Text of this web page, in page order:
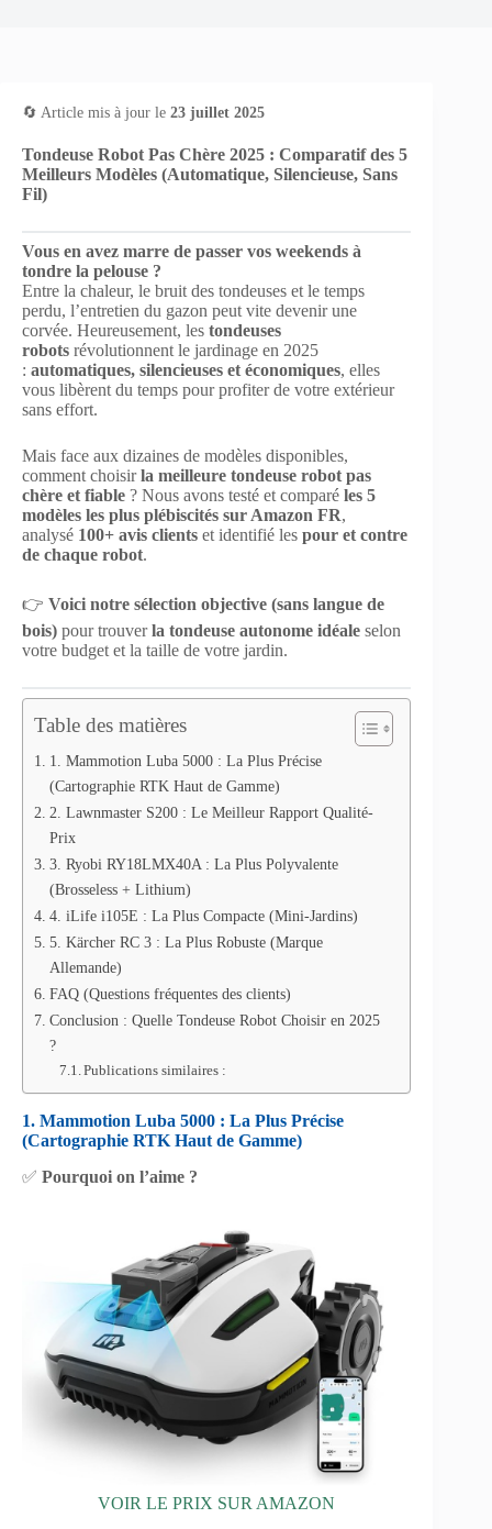
🔄 Article mis à jour le 23 juillet 2025
Tondeuse Robot Pas Chère 2025 : Comparatif des 5
Meilleurs Modèles (Automatique, Silencieuse, Sans
Fil)
Vous en avez marre de passer vos weekends à
tondre la pelouse ?
Entre la chaleur, le bruit des tondeuses et le temps
perdu, l’entretien du gazon peut vite devenir une
corvée. Heureusement, les tondeuses
robots révolutionnent le jardinage en 2025
: automatiques, silencieuses et économiques, elles
vous libèrent du temps pour profiter de votre extérieur
sans effort.
Mais face aux dizaines de modèles disponibles,
comment choisirla meilleure tondeuse robot pas
chère et fiable ? Nous avons testé et comparé les 5
modèles les plus plébiscités sur Amazon FR,
analysé 100+ avis clients et identifié les pour et contre
de chaque robot.
👉 Voici notre sélection objective (sans langue de
bois) pour trouverla tondeuse autonome idéale selon
votre budget et la taille de votre jardin.
Table des matières
1. Mammotion Luba 5000 : La Plus Précise
(Cartographie RTK Haut de Gamme)
2. Lawnmaster S200 : Le Meilleur Rapport Qualité-
Prix
3. Ryobi RY18LMX40A : La Plus Polyvalente
(Brosseless + Lithium)
4. iLife i105E : La Plus Compacte (Mini-Jardins)
5. Kärcher RC 3 : La Plus Robuste (Marque
Allemande)
FAQ (Questions fréquentes des clients)
Conclusion : Quelle Tondeuse Robot Choisir en 2025
?
Publications similaires :
1. Mammotion Luba 5000 : La Plus Précise
(Cartographie RTK Haut de Gamme)
✅ Pourquoi on l’aime ?
VOIR LE PRIX SUR AMAZON